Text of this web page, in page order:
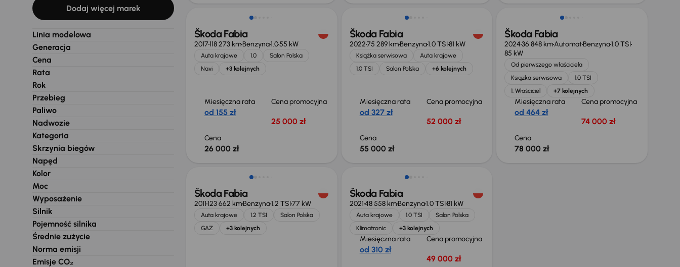
Dodaj więcej marek
Linia modelowa
Generacja
Cena
Rata
Rok
Przebieg
Paliwo
Nadwozie
Kategoria
Skrzynia biegów
Napęd
Kolor
Moc
Wyposażenie
Silnik
Pojemność silnika
Średnie zużycie
Norma emisji
Emisje CO₂
Škoda Fabia
2017118 273 kmBenzyna1.055 kW
Auta krajowe 1.0
Salon Polska
Navi
+3 kolejnych
Miesięczna rata
od 155 zł
Cena promocyjna
25 000 zł
Cena
26 000 zł
Škoda Fabia
202275 289 kmBenzyna1.0 TSI81 kW
Książka serwisowa
Auta krajowe
1.0 TSI
Salon Polska +6 kolejnych
Miesięczna rata
od 327 zł
Cena promocyjna
52 000 zł
Cena
55 000 zł
Škoda Fabia
202436 848 kmAutomatBenzyna1.0 TSI
85 kW
Od pierwszego właściciela
Książka serwisowa
1.0 TSI
1. Właściciel
+7 kolejnych
Miesięczna rata
od 464 zł
Cena promocyjna
74 000 zł
Cena
78 000 zł
Taniej o 500 zł
Škoda Fabia
2011123 662 kmBenzyna1.2 TSI77 kW
Auta krajowe 1.2 TSI
Salon Polska
GAZ
+3 kolejnych
Škoda Fabia
202148 558 kmBenzyna1.0 TSI81 kW
Auta krajowe 1.0 TSI
Salon Polska
Klimatronic
+3 kolejnych
Miesięczna rata
od 310 zł
Cena promocyjna
49 000 zł